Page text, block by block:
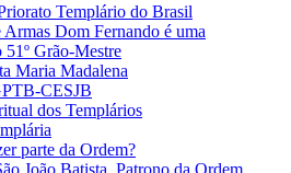
Templário do Brasil
Armas Dom Fernando é uma
51º Grão-Mestre
Maria Madalena
CESJB
dos Templários
parte da Ordem?
João Batista, Patrono da Ordem